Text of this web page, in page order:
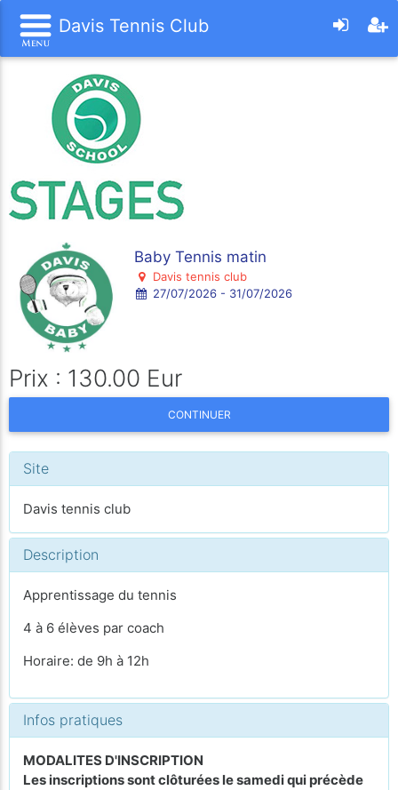
Davis Tennis Club
Baby Tennis matin
Davis tennis club
27/07/2026 - 31/07/2026
Prix : 130.00 Eur
CONTINUER
Site
Davis tennis club
Description
Apprentissage du tennis
4 à 6 élèves par coach
Horaire: de 9h à 12h
Infos pratiques
MODALITES D'INSCRIPTION
Les inscriptions sont clôturées le samedi qui précède